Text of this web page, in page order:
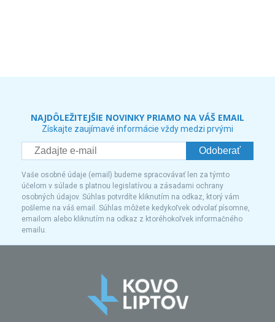
NAJDÔLEŽITEJŠIE NOVINKY PRIAMO NA VÁŠ EMAIL
Získajte zaujímavé informácie vždy medzi prvými
Odoberať
Vaše osobné údaje (email) budeme spracovávať len za týmto
účelom v súlade s platnou legislatívou a zásadami ochrany
osobných údajov. Súhlas potvrdíte kliknutím na odkaz, ktorý vám
pošleme na váš email. Súhlas môžete kedykoľvek odvolať písomne,
emailom alebo kliknutím na odkaz z ktoréhokoľvek informačného
emailu.